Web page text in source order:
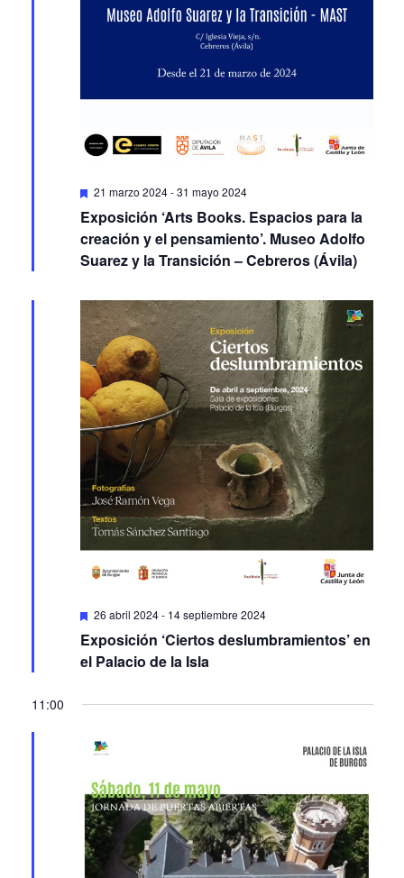
Featured
21 marzo 2024-31 mayo 2024
Exposición ‘Arts Books. Espacios para la
creación y el pensamiento’. Museo Adolfo
Suarez y la Transición – Cebreros (Ávila)
Featured
26 abril 2024- 14 septiembre 2024
Exposición ‘Ciertos deslumbramientos’ en
el Palacio de la Isla
11:00